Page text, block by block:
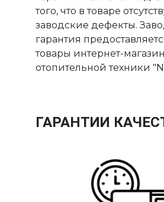
того, что в товаре
заводские дефекты.
гарантия
товары интернет-
отопительной техники
ГАРАНТИИ